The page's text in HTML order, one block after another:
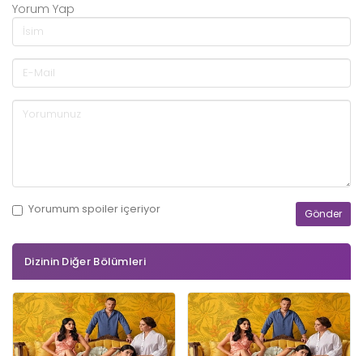
Yorum Yap
Yorumum spoileriçeriyor
Dizinin Diğer Bölümleri